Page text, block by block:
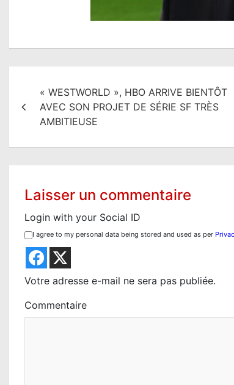
i
« WESTWORLD », HBO ARRIVE BIENTÔT
AVEC SON PROJET DE SÉRIE SF TRÈS
AMBITIEUSE
Laisser un commentaire
Login with your Social ID
I agree to my personal data being stored and used as per
Votre adresse e-mail ne sera pas publiée.
Commentaire